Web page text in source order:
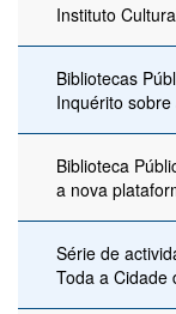
Instituto
Bibliotecas
Inquérito sobre
Biblioteca
a nova
Série de
Toda a Cidade